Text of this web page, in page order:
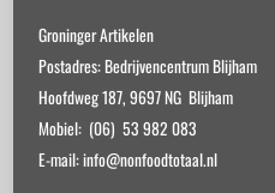
Groninger Artikelen
Postadres: Bedrijvencentrum Blijham
Hoofdweg 187, 9697 NG Blijham
Mobiel: (06) 53 982 083
E-mail: info@nonfoodtotaal.nl